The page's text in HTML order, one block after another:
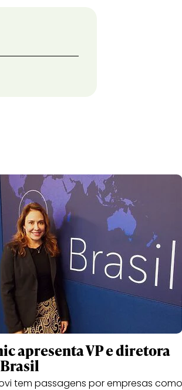
apresenta VP e diretora
tem passagens por empresas como